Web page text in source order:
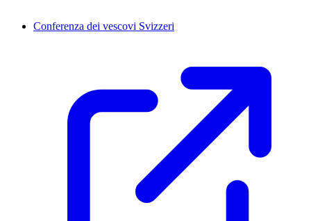
Conferenza dei vescovi Svizzeri